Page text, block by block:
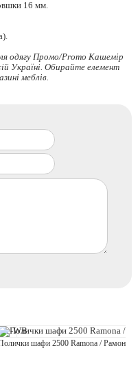
16 мм.
одягу Промо/Promo Кашемір
Україні. Обирайте елемент
меблів.
Полички шафи 2500 Ramona / Рамона OP-13-WB